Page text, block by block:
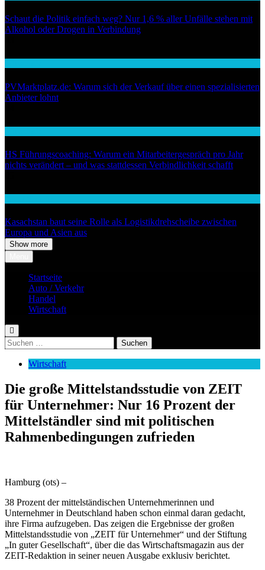
Schaut die Politik einfach weg? Nur 1,6 % aller Unfälle stehen mit
Alkohol oder Drogen in Verbindung
PVMarktplatz.de: Warum sich der Verkauf über einen spezialisierten
Anbieter lohnt
HS Führungscoaching: Warum ein Mitarbeitergespräch pro Jahr
nichts verändert – und was stattdessen Verbindlichkeit schafft
Kasachstan baut seine Rolle als Logistikdrehscheibe zwischen
Europa und Asien aus
Show more
Startseite
Auto / Verkehr
Handel
Wirtschaft
Suchen
nach:
Wirtschaft
Die große Mittelstandsstudie von ZEIT
für Unternehmer: Nur 16 Prozent der
Mittelständler sind mit politischen
Rahmenbedingungen zufrieden
Hamburg (ots) –
38 Prozent der mittelständischen Unternehmerinnen und
Unternehmer in Deutschland haben schon einmal daran gedacht,
ihre Firma aufzugeben. Das zeigen die Ergebnisse der großen
Mittelstandsstudie von „ZEIT für Unternehmer“ und der Stiftung
„In guter Gesellschaft“, über die das Wirtschaftsmagazin aus der
ZEIT-Redaktion in seiner neuen Ausgabe exklusiv berichtet.